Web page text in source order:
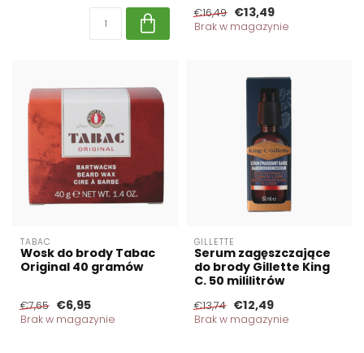
€16,49 €13,49
Brak w magazynie
TABAC
Wosk do brody Tabac
Original 40 gramów
€7,65 €6,95
Brak w magazynie
GILLETTE
Serum zagęszczające
do brody Gillette King
C. 50 mililitrów
€13,74 €12,49
Brak w magazynie